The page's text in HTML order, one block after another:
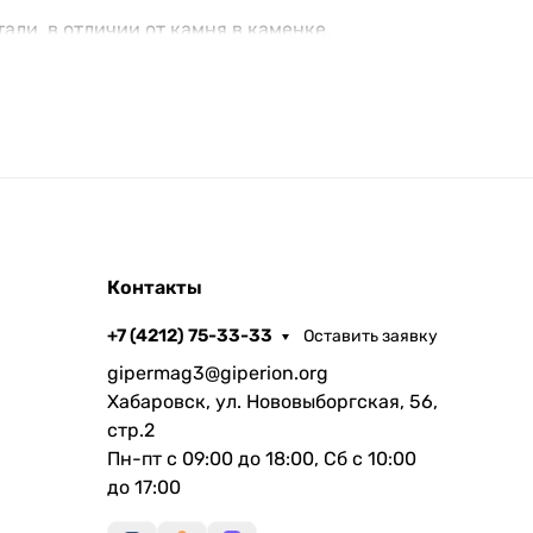
в отличии от камня в каменке.
от топки.
и материальных возможностей.
Контакты
+7 (4212) 75-33-33 Оставить заявку
gipermag3@giperion.org
Хабаровск, ул. Нововыборгская, 56,
стр.2
Пн-пт с 09:00 до 18:00, Сб с 10:00
до 17:00